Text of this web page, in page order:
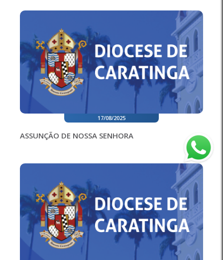
17/08/2025
ASSUNÇÃO DE NOSSA SENHORA